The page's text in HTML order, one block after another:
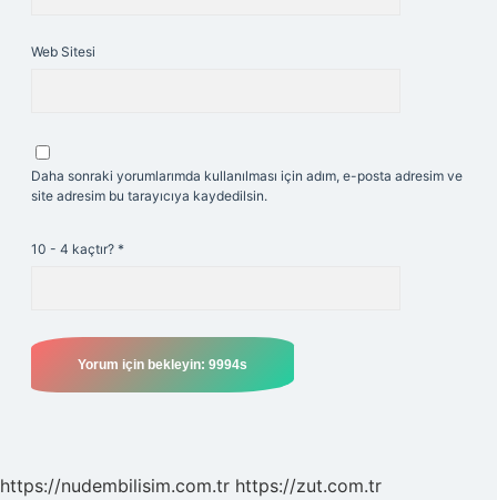
Web Sitesi
Daha sonraki yorumlarımda kullanılması için adım, e-posta adresim ve
site adresim bu tarayıcıya kaydedilsin.
10 - 4 kaçtır? *
https://nudembilisim.com.tr https://zut.com.tr